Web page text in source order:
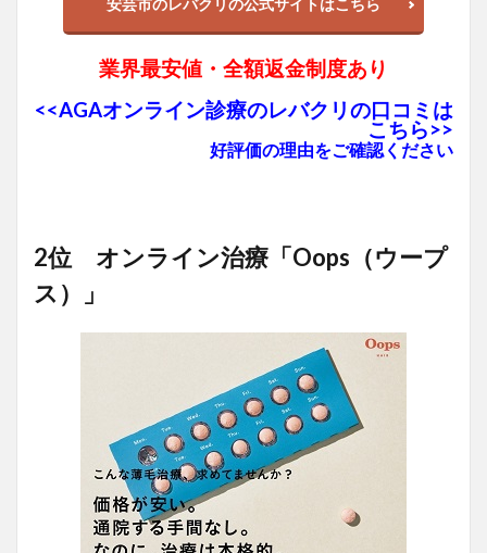
安芸市のレバクリの公式サイトはこちら
業界最安値・全額返金制度あり
<<AGAオンライン診療のレバクリの口コミは
こちら>>
好評価の理由をご確認ください
2位 オンライン治療「Oops（ウープ
ス）」